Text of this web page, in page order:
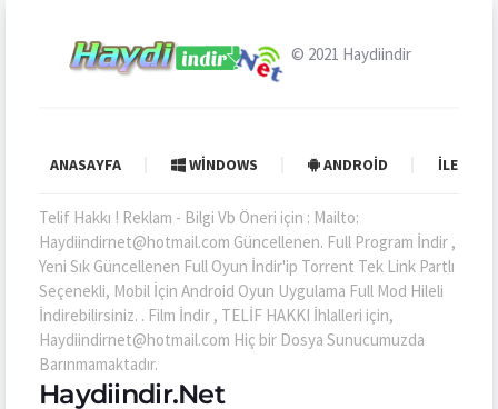
© 2021 Haydiindir
ANASAYFA WINDOWS ANDROID İLETIŞIM
Telif Hakkı ! Reklam - Bilgi Vb Öneri için : Mailto:
Haydiindirnet@hotmail.com Güncellenen. Full Program İndir ,
Yeni Sık Güncellenen Full Oyun İndir'ip Torrent Tek Link Partlı
Seçenekli, Mobil İçin Android Oyun Uygulama Full Mod Hileli
İndirebilirsiniz. . Film İndir , TELİF HAKKI İhlalleri için,
Haydiindirnet@hotmail.com Hiç bir Dosya Sunucumuzda
Barınmamaktadır.
Haydiindir.Net